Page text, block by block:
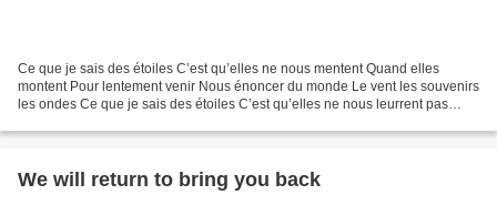
Ce que je sais des étoiles C’est qu’elles ne nous mentent Quand elles
montent Pour lentement venir Nous énoncer du monde Le vent les souvenirs
les ondes Ce que je sais des étoiles C’est qu’elles ne nous leurrent pas
We will return to bring you back